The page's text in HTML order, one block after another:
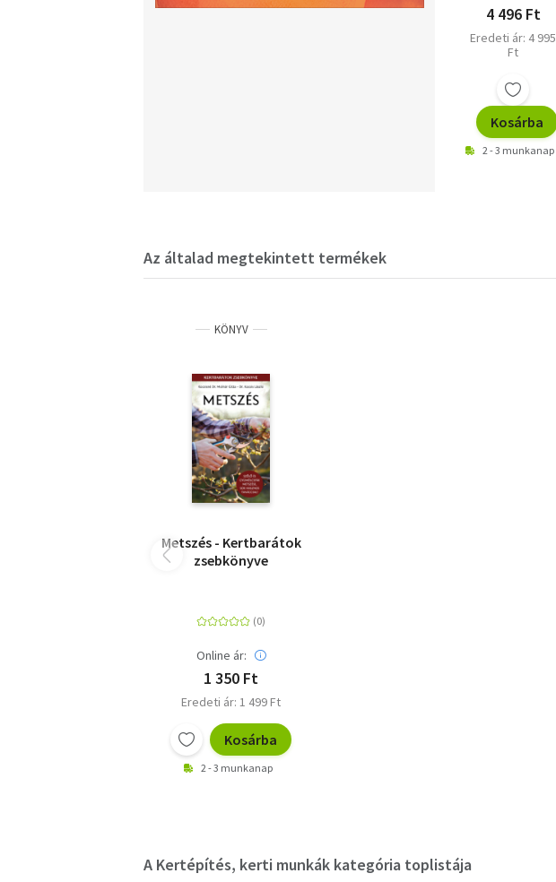
4 496 Ft
Eredeti ár: 4 995
Ft
Kosárba
2 - 3 munkanap
Az általad megtekintett termékek
KÖNYV
Metszés - Kertbarátok
zsebkönyve
Online ár:
1 350 Ft
Eredeti ár: 1 499 Ft
Kosárba
2 - 3 munkanap
A Kertépítés, kerti munkák kategória toplistája